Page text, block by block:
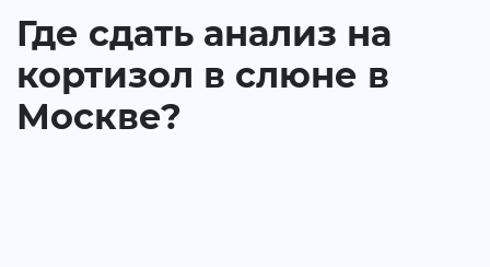
Где сдать анализ на
кортизол в слюне в
Москве?